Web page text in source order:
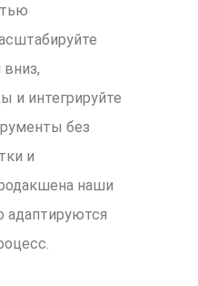
и интегрируйте
без
и
наши